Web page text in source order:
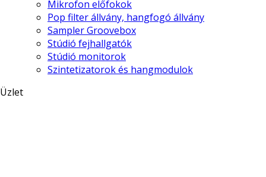
Mikrofon előfokok
Pop filter állvány, hangfogó állvány
Sampler Groovebox
Stúdió fejhallgatók
Stúdió monitorok
Szintetizatorok és hangmodulok
Üzlet